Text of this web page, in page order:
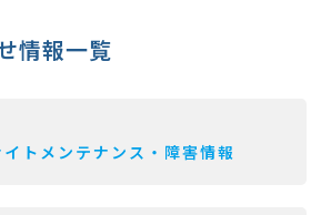
情報一覧
イトメンテナンス・障害情報